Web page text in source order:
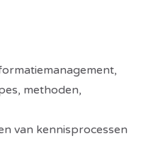
methoden,
van kennisprocessen